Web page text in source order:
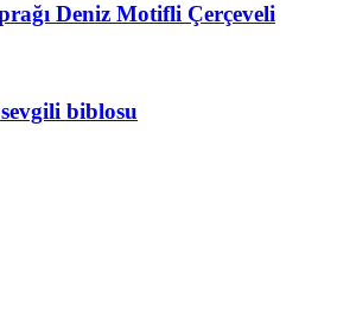
Deniz Motifli Çerçeveli
biblosu